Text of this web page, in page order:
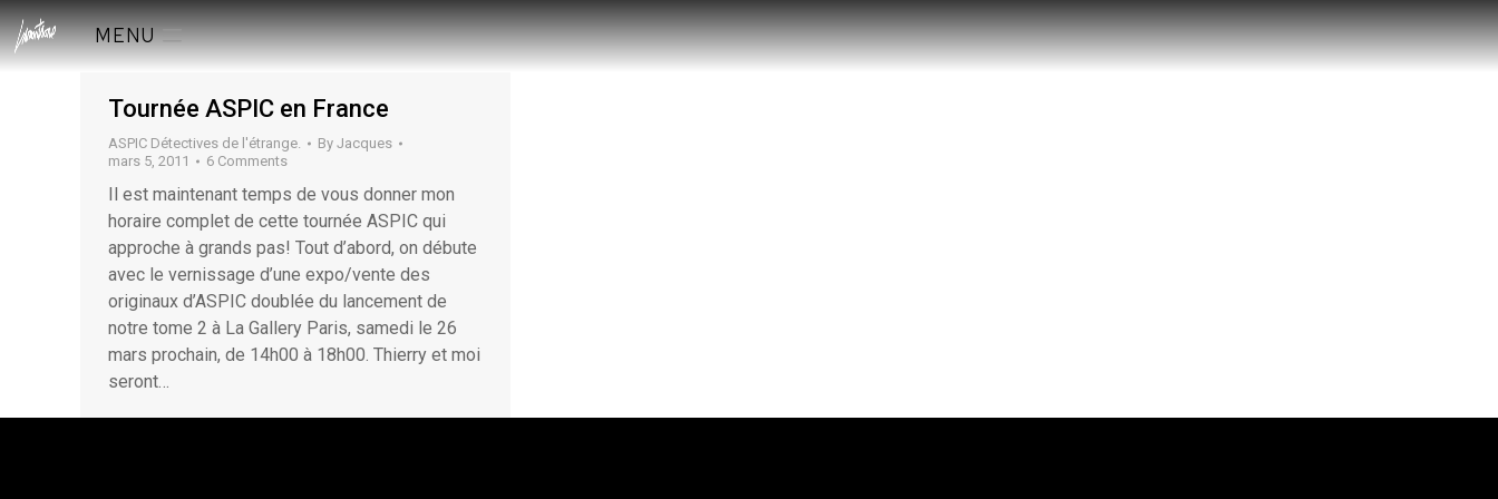
MENU
Tournée ASPIC en France
ASPIC Détectives de l'étrange. By Jacques
mars 5, 2011
6 Comments
Il est maintenant temps de vous donner mon
horaire complet de cette tournée ASPIC qui
approche à grands pas! Tout d’abord, on débute
avec le vernissage d’une expo/vente des
originaux d’ASPIC doublée du lancement de
notre tome 2 à La Gallery Paris, samedi le 26
mars prochain, de 14h00 à 18h00. Thierry et moi
seront…